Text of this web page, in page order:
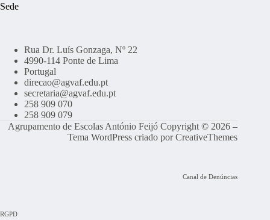
Sede
Rua Dr. Luís Gonzaga, Nº 22
4990-114 Ponte de Lima
Portugal
direcao@agvaf.edu.pt
secretaria@agvaf.edu.pt
258 909 070
258 909 079
Agrupamento de Escolas António Feijó Copyright © 2026 –
Tema WordPress criado porCreativeThemes
Canal de Denúncias
RGPD